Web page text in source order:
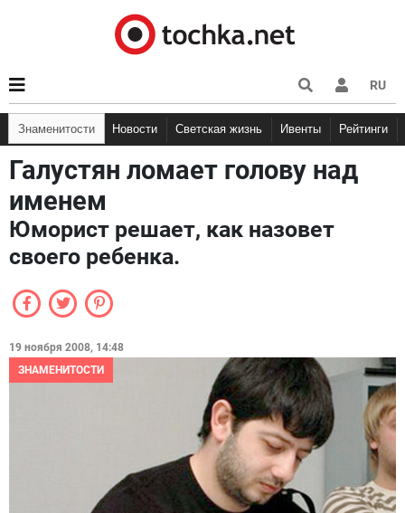
RU
Знаменитости Новости Светская жизнь Ивенты Рейтинги
Галустян ломает голову над
именем
Юморист решает, как назовет
своего ребенка.
19 ноября 2008, 14:48
ЗНАМЕНИТОСТИ